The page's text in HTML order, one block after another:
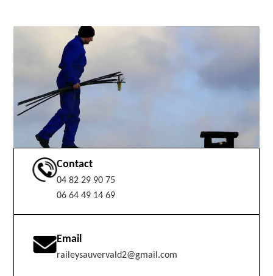
Contact
04 82 29 90 75
06 64 49 14 69
Email
raileysauvervald2@gmail.com